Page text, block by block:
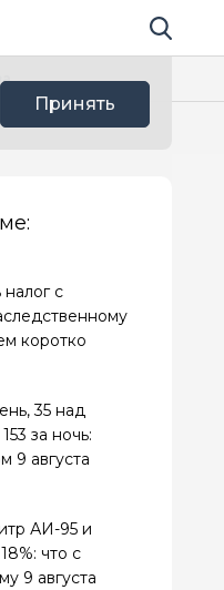
Поиск по
Принять
с
коротко
35 над
за ночь:
9 августа
АИ-95 и
что с
9 августа